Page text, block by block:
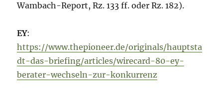
Wambach-Report, Rz. 133 ff. oder Rz. 182).
EY:
https://www.thepioneer.de/originals/hauptsta
dt-das-briefing/articles/wirecard-80-ey-
berater-wechseln-zur-konkurrenz